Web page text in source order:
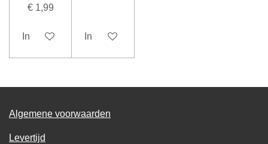
€ 1,99
In winkelwagenIn winkelwagen
Algemene voorwaarden
Levertijd